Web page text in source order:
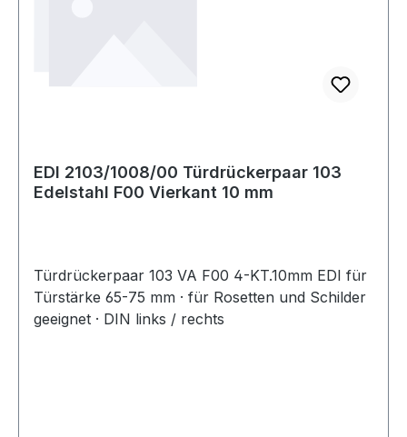
EDI 2103/1008/00 Türdrückerpaar 103
Edelstahl F00 Vierkant 10 mm
Türdrückerpaar 103 VA F00 4-KT.10mm EDI für
Türstärke 65-75 mm · für Rosetten und Schilder
geeignet · DIN links / rechts